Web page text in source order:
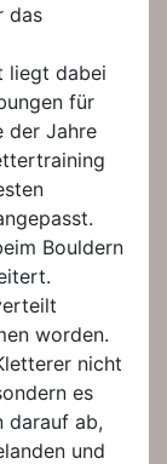
das
liegt dabei
für
der Jahre
Bouldern
worden.
nicht
es
darauf ab,
und